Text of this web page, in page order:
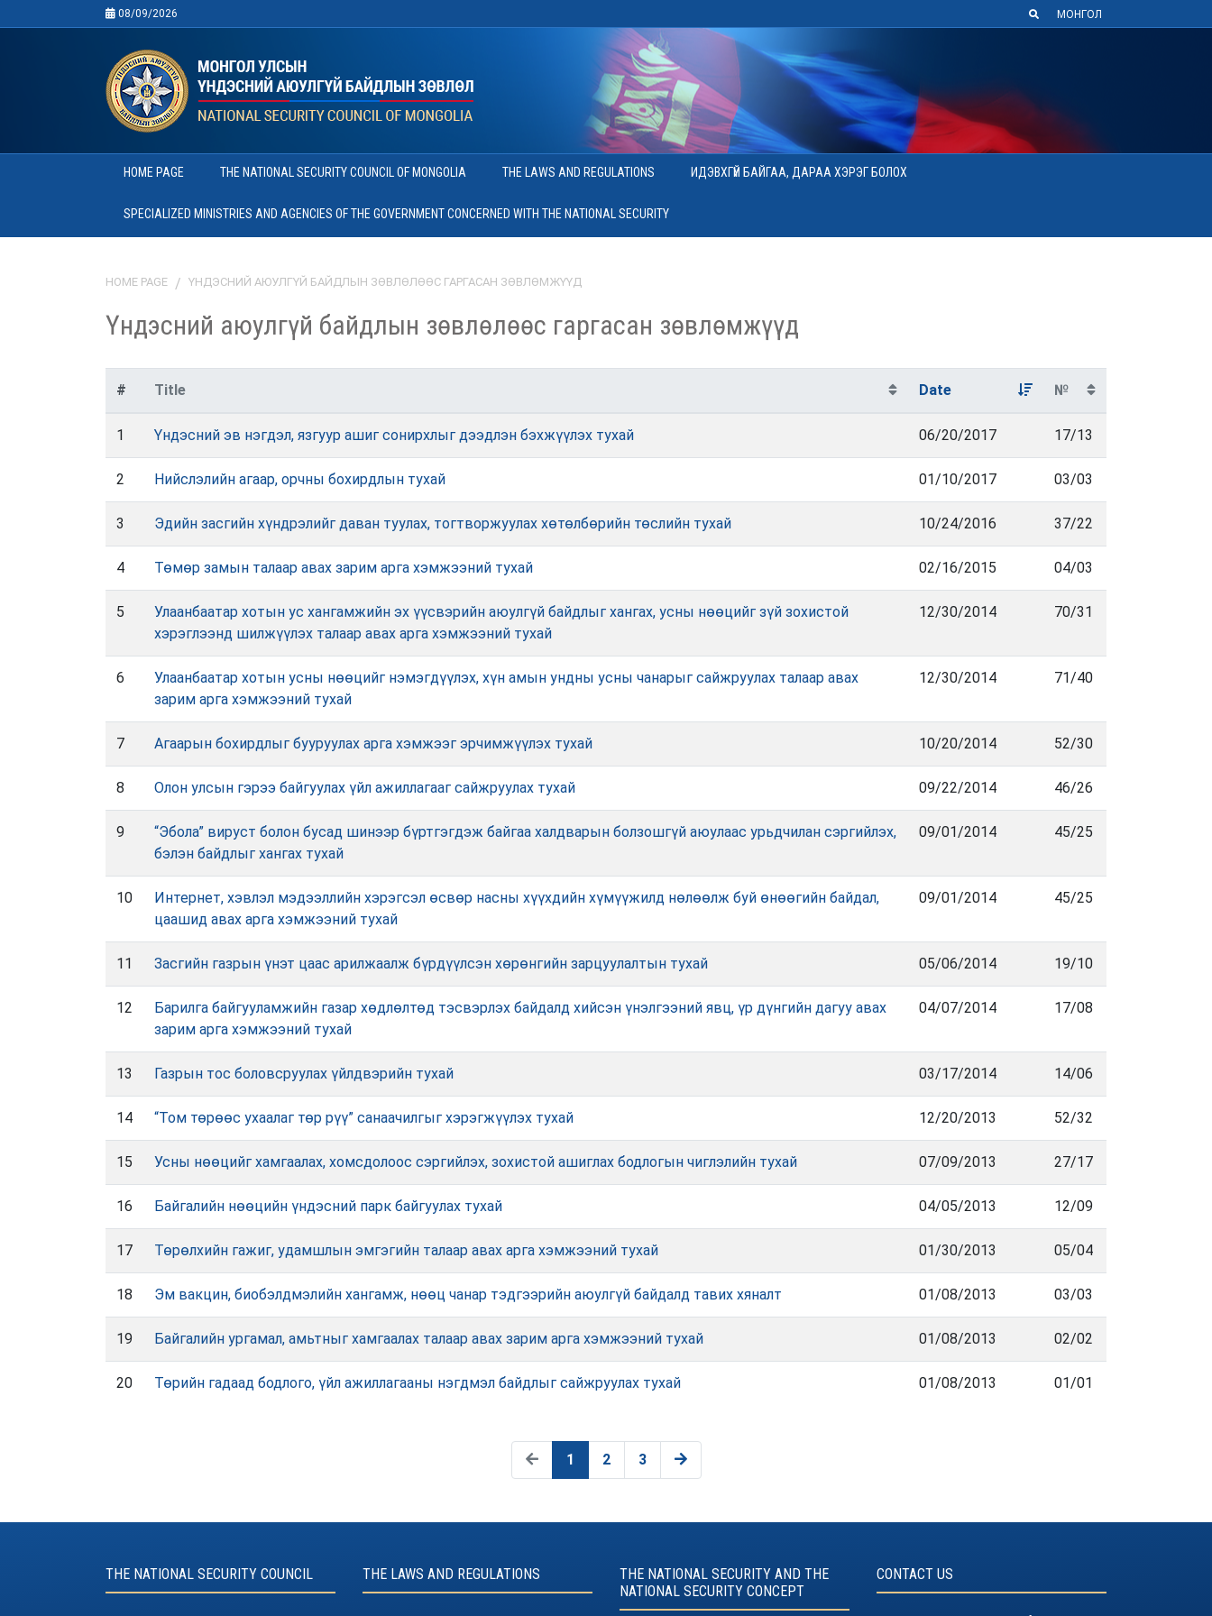
08/09/2026 МОНГОЛ
HOME PAGE THE NATIONAL SECURITY COUNCIL OF MONGOLIA THE LAWS AND REGULATIONS ИДЭВХГҮЙ БАЙГАА, ДАРАА ХЭРЭГ БОЛОХ
SPECIALIZED MINISTRIES AND AGENCIES OF THE GOVERNMENT CONCERNED WITH THE NATIONAL SECURITY
HOME PAGE ҮНДЭСНИЙ АЮУЛГҮЙ БАЙДЛЫН ЗӨВЛӨЛӨӨС ГАРГАСАН ЗӨВЛӨМЖҮҮД
Үндэсний аюулгүй байдлын зөвлөлөөс гаргасан зөвлөмжүүд
# Title Date №
1 Үндэсний эв нэгдэл, язгуур ашиг сонирхлыг дээдлэн бэхжүүлэх тухай 06/20/2017 17/13
2 Нийслэлийн агаар, орчны бохирдлын тухай 01/10/2017 03/03
3 Эдийн засгийн хүндрэлийг даван туулах, тогтворжуулах хөтөлбөрийн төслийн тухай 10/24/2016 37/22
4 Төмөр замын талаар авах зарим арга хэмжээний тухай 02/16/2015 04/03
5
Улаанбаатар хотын ус хангамжийн эх үүсвэрийн аюулгүй байдлыг хангах, усны нөөцийг зүй зохистой
хэрэглээнд шилжүүлэх талаар авах арга хэмжээний тухай
12/30/2014 70/31
6
Улаанбаатар хотын усны нөөцийг нэмэгдүүлэх, хүн амын ундны усны чанарыг сайжруулах талаар авах
зарим арга хэмжээний тухай
12/30/2014 71/40
7 Агаарын бохирдлыг бууруулах арга хэмжээг эрчимжүүлэх тухай 10/20/2014 52/30
8 Олон улсын гэрээ байгуулах үйл ажиллагааг сайжруулах тухай 09/22/2014 46/26
9
“Эбола” вируст болон бусад шинээр бүртгэгдэж байгаа халдварын болзошгүй аюулаас урьдчилан сэргийлэх,
бэлэн байдлыг хангах тухай
09/01/2014 45/25
10
Интернет, хэвлэл мэдээллийн хэрэгсэл өсвөр насны хүүхдийн хүмүүжилд нөлөөлж буй өнөөгийн байдал,
цаашид авах арга хэмжээний тухай
09/01/2014 45/25
11 Засгийн газрын үнэт цаас арилжаалж бүрдүүлсэн хөрөнгийн зарцуулалтын тухай 05/06/2014 19/10
12
Барилга байгууламжийн газар хөдлөлтөд тэсвэрлэх байдалд хийсэн үнэлгээний явц, үр дүнгийн дагуу авах
зарим арга хэмжээний тухай
04/07/2014 17/08
13 Газрын тос боловсруулах үйлдвэрийн тухай 03/17/2014 14/06
14 “Том төрөөс ухаалаг төр рүү” санаачилгыг хэрэгжүүлэх тухай 12/20/2013 52/32
15 Усны нөөцийг хамгаалах, хомсдолоос сэргийлэх, зохистой ашиглах бодлогын чиглэлийн тухай 07/09/2013 27/17
16 Байгалийн нөөцийн үндэсний парк байгуулах тухай 04/05/2013 12/09
17 Төрөлхийн гажиг, удамшлын эмгэгийн талаар авах арга хэмжээний тухай 01/30/2013 05/04
18 Эм вакцин, биобэлдмэлийн хангамж, нөөц чанар тэдгээрийн аюулгүй байдалд тавих хяналт 01/08/2013 03/03
19 Байгалийн ургамал, амьтныг хамгаалах талаар авах зарим арга хэмжээний тухай 01/08/2013 02/02
20 Төрийн гадаад бодлого, үйл ажиллагааны нэгдмэл байдлыг сайжруулах тухай 01/08/2013 01/01
1 2 3
THE NATIONAL SECURITY COUNCIL THE LAWS AND REGULATIONS
THE NATIONAL SECURITY AND THE
NATIONAL SECURITY CONCEPT
CONTACT US